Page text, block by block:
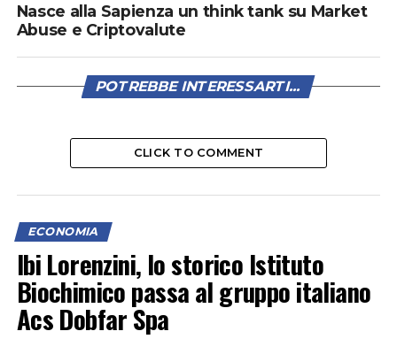
Nasce alla Sapienza un think tank su Market
Abuse e Criptovalute
POTREBBE INTERESSARTI...
CLICK TO COMMENT
ECONOMIA
Ibi Lorenzini, lo storico Istituto
Biochimico passa al gruppo italiano
Acs Dobfar Spa